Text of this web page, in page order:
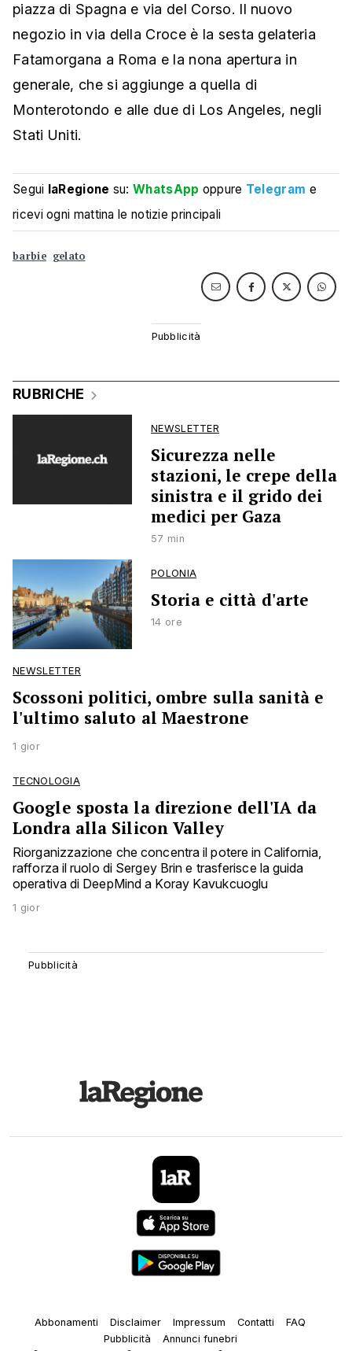
piazza di Spagna e via del Corso. Il nuovo
negozio in via della Croce è la sesta gelateria
Fatamorgana a Roma e la nona apertura in
generale, che si aggiunge a quella di
Monterotondo e alle due di Los Angeles, negli
Stati Uniti.
Segui laRegione su:WhatsApp oppure Telegram e
ricevi ogni mattina le notizie principali
barbie gelato
RUBRICHE
NEWSLETTER
Sicurezza nelle
stazioni, le crepe della
sinistra e il grido dei
medici per Gaza
57 min
POLONIA
Storia e città d'arte
14 ore
NEWSLETTER
Scossoni politici, ombre sulla sanità e
l'ultimo saluto al Maestrone
1 gior
TECNOLOGIA
Google sposta la direzione dell'IA da
Londra alla Silicon Valley
Riorganizzazione che concentra il potere in California,
rafforza il ruolo di Sergey Brin e trasferisce la guida
operativa di DeepMind a Koray Kavukcuoglu
1 gior
Abbonamenti Disclaimer Impressum Contatti
FAQ
Pubblicità
Annunci funebri